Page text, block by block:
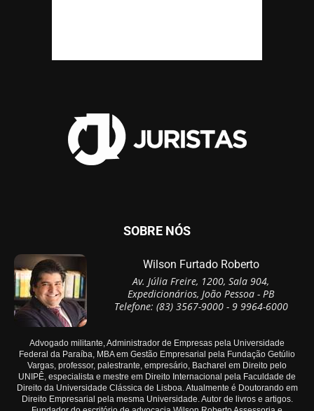
SOBRE NÓS
Wilson Furtado Roberto
Av. Júlia Freire, 1200, Sala 904,
Expedicionários, João Pessoa - PB
Telefone: (83) 3567-9000 - 9 9964-6000
Advogado militante, Administrador de Empresas pela Universidade
Federal da Paraíba, MBA em Gestão Empresarial pela Fundação Getúlio
Vargas, professor, palestrante, empresário, Bacharel em Direito pelo
UNIPÊ, especialista e mestre em Direito Internacional pela Faculdade de
Direito da Universidade Clássica de Lisboa. Atualmente é Doutorando em
Direito Empresarial pela mesma Universidade. Autor de livros e artigos.